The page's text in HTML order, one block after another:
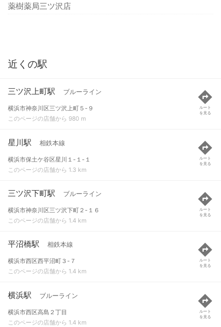
薬樹薬局三ツ沢店
近くの駅
三ツ沢上町駅 ブルーライン
横浜市神奈川区三ツ沢上町５-９
このページの店舗から 980 m
ルート
を見る
星川駅 相鉄本線
横浜市保土ケ谷区星川１-１-１
このページの店舗から 1.3 km
ルート
を見る
三ツ沢下町駅 ブルーライン
横浜市神奈川区三ツ沢下町２-１６
このページの店舗から 1.4 km
ルート
を見る
平沼橋駅 相鉄本線
横浜市西区西平沼町３-７
このページの店舗から 1.4 km
ルート
を見る
横浜駅 ブルーライン
横浜市西区高島２丁目
このページの店舗から 1.4 km
ルート
を見る